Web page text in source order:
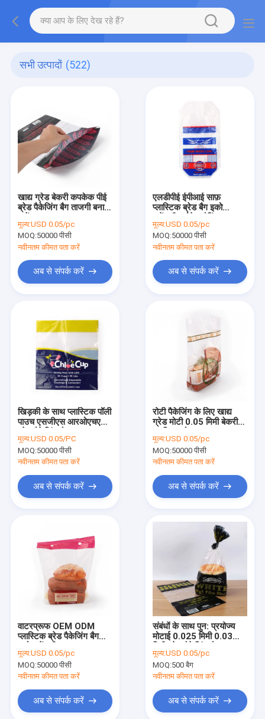
सभी उत्पादों (522)
खाद्य ग्रेड बेकरी कपकेक पीई
ब्रेड पैकेजिंग बैग ताजगी बनाए
मूल्य:USD 0.05/pc
MOQ:50000 पीसी
नवीनतम कीमत पता करें
अब से संपर्क करें
एलडीपीई ईपीआई साफ़
प्लास्टिक ब्रेड बैग इको
मूल्य:USD 0.05/pc
MOQ:50000 पीसी
नवीनतम कीमत पता करें
अब से संपर्क करें
खिड़की के साथ प्लास्टिक पॉली
पाउच एसजीएस आरओएचएस
मूल्य:USD 0.05/PC
MOQ:50000 पीसी
नवीनतम कीमत पता करें
अब से संपर्क करें
रोटी पैकेजिंग के लिए खाद्य
ग्रेड मोटी 0.05 मिमी बेकरी
मूल्य:USD 0.05/pc
MOQ:50000 पीसी
नवीनतम कीमत पता करें
अब से संपर्क करें
वाटरप्रूफ OEM ODM
प्लास्टिक ब्रेड पैकेजिंग बैग
मूल्य:USD 0.05/pc
MOQ:50000 पीसी
नवीनतम कीमत पता करें
अब से संपर्क करें
संबंधों के साथ पुन: प्रयोज्य
मोटाई 0.025 मिमी 0.03
मूल्य:USD 0.05/pc
MOQ:500 बैग
नवीनतम कीमत पता करें
अब से संपर्क करें